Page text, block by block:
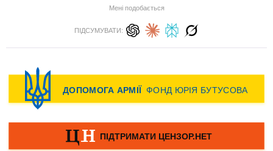
Мені подобається
ПІДСУМУВАТИ: